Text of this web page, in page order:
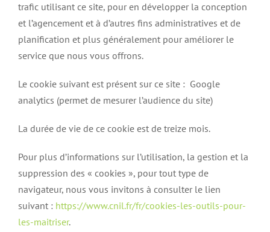
trafic utilisant ce site, pour en développer la conception
et l’agencement et à d’autres fins administratives et de
planification et plus généralement pour améliorer le
service que nous vous offrons.
Le cookie suivant est présent sur ce site : Google
analytics (permet de mesurer l’audience du site)
La durée de vie de ce cookie est de treize mois.
Pour plus d’informations sur l’utilisation, la gestion et la
suppression des « cookies », pour tout type de
navigateur, nous vous invitons à consulter le lien
suivant : https://www.cnil.fr/fr/cookies-les-outils-pour-
les-maitriser.